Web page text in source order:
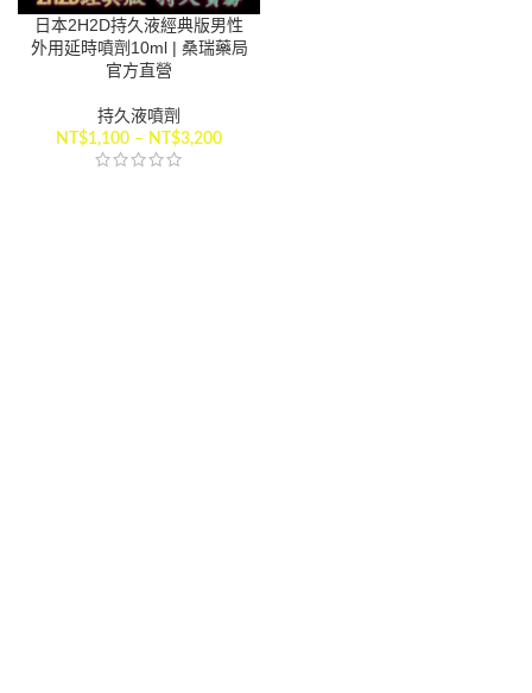
日本2H2D持久液經典版男性
外用延時噴劑10ml | 桑瑞藥局
官方直營
持久液噴劑
NT$1,100 – NT$3,200